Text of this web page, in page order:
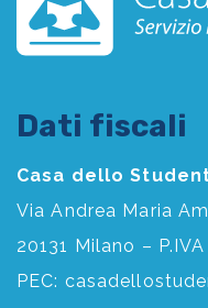
Dati fiscali
Casa dello
Via Andrea Maria
20131 Milano –
PEC: